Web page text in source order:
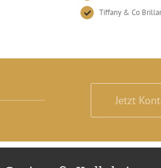
Tiffany & Co
Jetzt